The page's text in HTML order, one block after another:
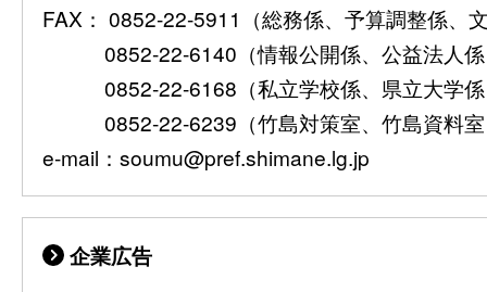
FAX： 0852-22-5911（総務係、予算調整係、
0852-22-6140（情報公開係、公益法人
0852-22-6168（私立学校係、県立大学
0852-22-6239（竹島対策室、竹島資料
e-mail：soumu@pref.shimane.lg.jp
企業広告